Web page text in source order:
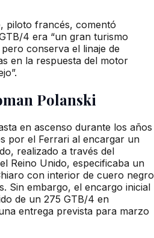
piloto francés, comentó
4 era “un gran turismo
conserva el linaje de
en la respuesta del motor
Polanski
en ascenso durante los años
por el Ferrari al encargar un
realizado a través del
Reino Unido, especificaba un
con interior de cuero negro
Sin embargo, el encargo inicial
de un 275 GTB/4 en
entrega prevista para marzo